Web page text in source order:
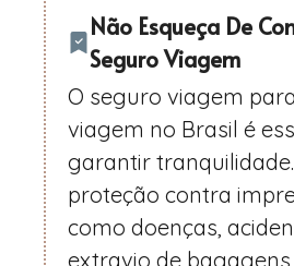
Não Esqueça De
Seguro Viagem
O seguro viagem
viagem no Brasil é
garantir
proteção contra
como doenças,
extravio de bagagens